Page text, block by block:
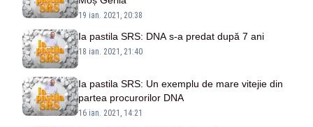
19 ian. 2021, 20:38
Ia pastila SRS: DNA s-a predat după 7 ani
18 ian. 2021, 21:40
Ia pastila SRS: Un exemplu de mare vitejie din
partea procurorilor DNA
16 ian. 2021, 14:21